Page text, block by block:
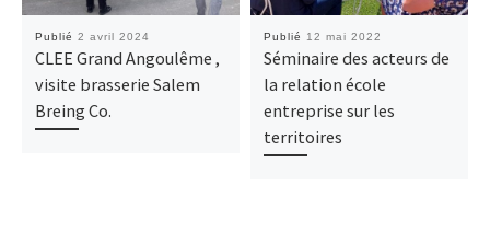
Publié 2 avril 2024
CLEE Grand Angoulême ,
visite brasserie Salem
Breing Co.
Publié 12 mai 2022
Séminaire des acteurs de
la relation école
entreprise sur les
territoires